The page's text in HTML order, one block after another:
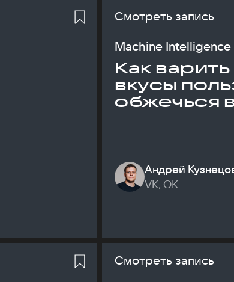
Смотреть запись
Machine Intelligence
Как
вкусы
обжечься
Андрей
VK, ОК
Смотреть запись